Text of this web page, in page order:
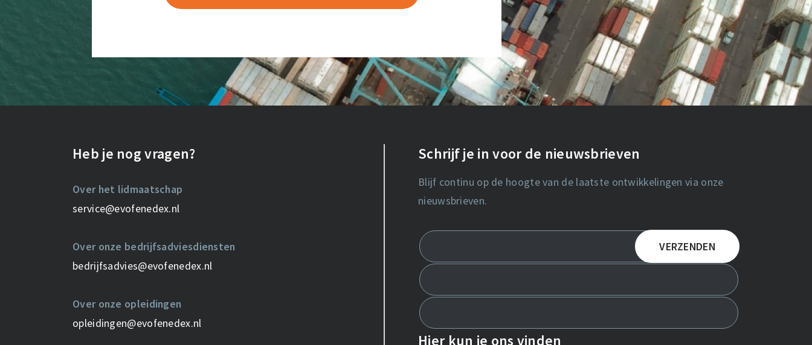
Heb je nog vragen?
Over het lidmaatschap
service@evofenedex.nl
Over onze bedrijfsadviesdiensten
bedrijfsadvies@evofenedex.nl
Over onze opleidingen
opleidingen@evofenedex.nl
Schrijf je in voor de nieuwsbrieven
Blijf continu op de hoogte van de laatste ontwikkelingen via onze
nieuwsbrieven.
Hier kun je ons vinden